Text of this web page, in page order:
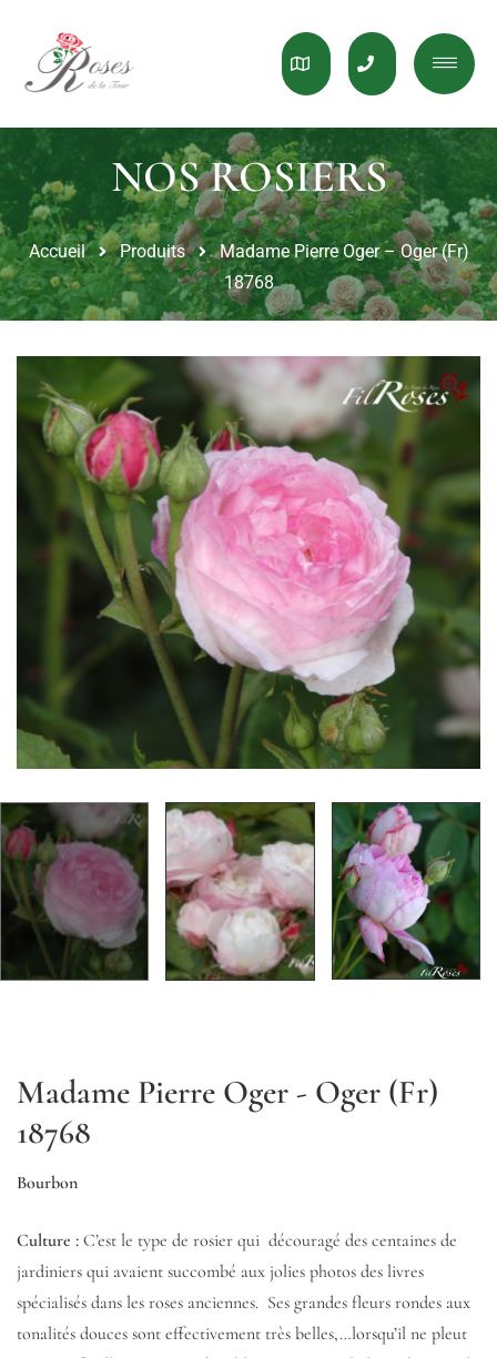
Accueil Produits
Madame Pierre Oger – Oger (Fr)
18768
Madame Pierre Oger - Oger (Fr)
18768
Bourbon
Culture : C’est le type de rosier qui découragé des centaines de
jardiniers qui avaient succombé aux jolies photos des livres
spécialisés dans les roses anciennes. Ses grandes fleurs rondes aux
tonalités douces sont effectivement très belles,…lorsqu’il ne pleut